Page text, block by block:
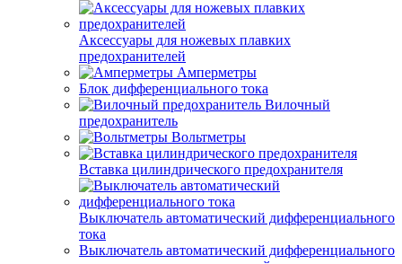
Аксессуары для ножевых плавких
предохранителей
Амперметры
Блок дифференциального тока
Вилочный
предохранитель
Вольтметры
Вставка цилиндрического предохранителя
Выключатель автоматический дифференциального
тока
Выключатель автоматический дифференциального